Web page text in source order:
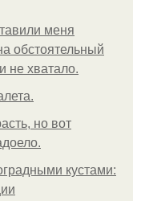
меня
обстоятельный
не хватало.
но вот
кустами: